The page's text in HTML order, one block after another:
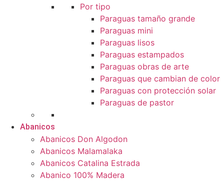
Por tipo
Paraguas tamaño grande
Paraguas mini
Paraguas lisos
Paraguas estampados
Paraguas obras de arte
Paraguas que cambian de color
Paraguas con protección solar
Paraguas de pastor
Abanicos
Abanicos Don Algodon
Abanicos Malamalaka
Abanicos Catalina Estrada
Abanico 100% Madera